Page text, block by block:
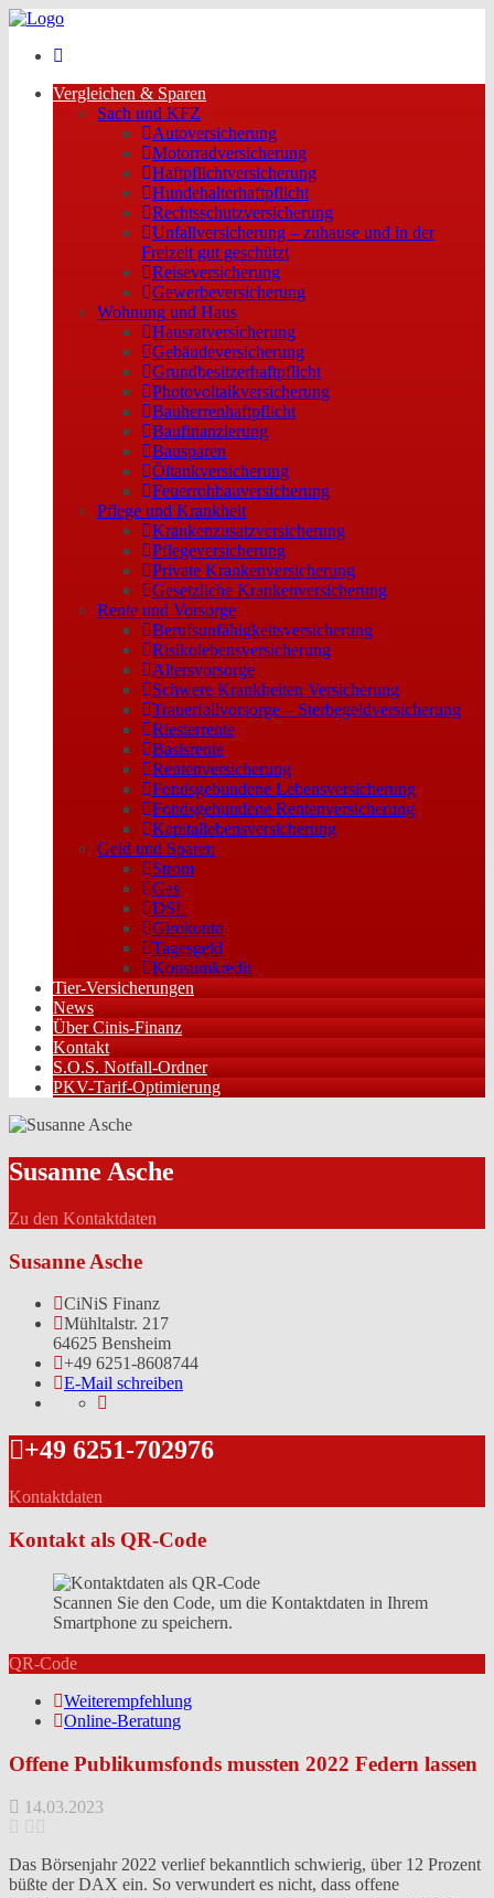
Vergleichen & Sparen
Sach und KFZ
Autoversicherung
Motorradversicherung
Haftpflichtversicherung
Hundehalterhaftpflicht
Rechtsschutzversicherung
Unfallversicherung – zuhause und in der
Freizeit gut geschützt
Reiseversicherung
Gewerbeversicherung
Wohnung und Haus
Hausratversicherung
Gebäudeversicherung
Grundbesitzerhaftpflicht
Photovoltaikversicherung
Bauherrenhaftpflicht
Baufinanzierung
Bausparen
Öltankversicherung
Feuerrohbauversicherung
Pflege und Krankheit
Krankenzusatzversicherung
Pflegeversicherung
Private Krankenversicherung
Gesetzliche Krankenversicherung
Rente und Vorsorge
Berufs­unfähigkeitsversicherung
Risikolebensversicherung
Altersvorsorge
Schwere Krankheiten Versicherung
Trauerfallvorsorge – Sterbegeldversicherung
Riesterrente
Basisrente
Rentenversicherung
Fondsgebundene Lebensversicherung
Fondsgebundene Rentenversicherung
Kapitallebensversicherung
Geld und Sparen
Strom
Gas
DSL
Girokonto
Tagesgeld
Konsumkredit
Tier-Versicherungen
News
Über Cinis-Finanz
Kontakt
S.O.S. Notfall-Ordner
PKV-Tarif-Optimierung
Susanne Asche
Zu den Kontaktdaten
Susanne Asche
CiNiS Finanz
Mühltalstr. 217
64625 Bensheim
+49 6251-8608744
E-Mail schreiben
+49 6251-702976
Kontaktdaten
Kontakt als QR-Code
Scannen Sie den Code, um die Kontaktdaten in Ihrem
Smartphone zu speichern.
QR-Code
Weiterempfehlung
Online-Beratung
Offene Publikumsfonds mussten 2022 Federn lassen
14.03.2023
Das Börsenjahr 2022 verlief bekanntlich schwierig, über 12 Prozent
büßte der DAX ein. So verwundert es nicht, dass offene